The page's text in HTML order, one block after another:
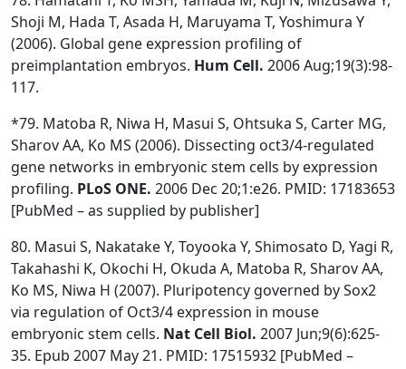
Shoji M, Hada T, Asada H, Maruyama T, Yoshimura Y
(2006). Global gene expression profiling of
preimplantation embryos. Hum Cell. 2006 Aug;19(3):98-
117.
*79. Matoba R, Niwa H, Masui S, Ohtsuka S, Carter MG,
Sharov AA, Ko MS (2006). Dissecting oct3/4-regulated
gene networks in embryonic stem cells by expression
profiling. PLoS ONE. 2006 Dec 20;1:e26. PMID: 17183653
[PubMed – as supplied by publisher]
80. Masui S, Nakatake Y, Toyooka Y, Shimosato D, Yagi R,
Takahashi K, Okochi H, Okuda A, Matoba R, Sharov AA,
Ko MS, Niwa H (2007). Pluripotency governed by Sox2
via regulation of Oct3/4 expression in mouse
embryonic stem cells. Nat Cell Biol. 2007 Jun;9(6):625-
35. Epub 2007 May 21. PMID: 17515932 [PubMed –